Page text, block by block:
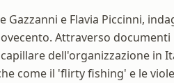
e Flavia Piccinni,
Attraverso
dell'organizzazione in
come il 'flirty fishing' e le